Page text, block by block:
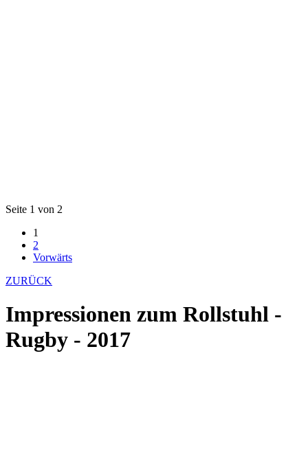
Seite 1 von 2
1
2
Vorwärts
ZURÜCK
Impressionen zum Rollstuhl -
Rugby - 2017